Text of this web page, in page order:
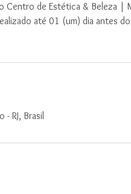
Centro de Estética & Beleza |
até 01 (um) dia antes
- RJ, Brasil